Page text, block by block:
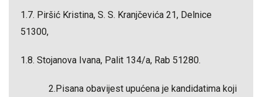
1.7. Piršić Kristina, S. S. Kranjčevića 21, Delnice
51300,
1.8. Stojanova Ivana, Palit 134/a, Rab 51280.
2.Pisana obavijest upućena je kandidatima koji